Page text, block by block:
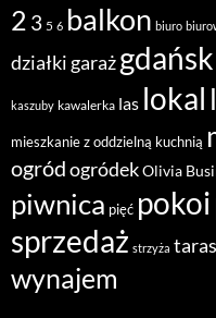
2 3 5 6 balkon biuro
działki garażgdańsk
kaszuby kawalerka las lokal
mieszkanie z oddzielną kuchnią
ogródogródekOlivia
piwnica pięć pokoi
sprzedaż strzyża taras
wynajem